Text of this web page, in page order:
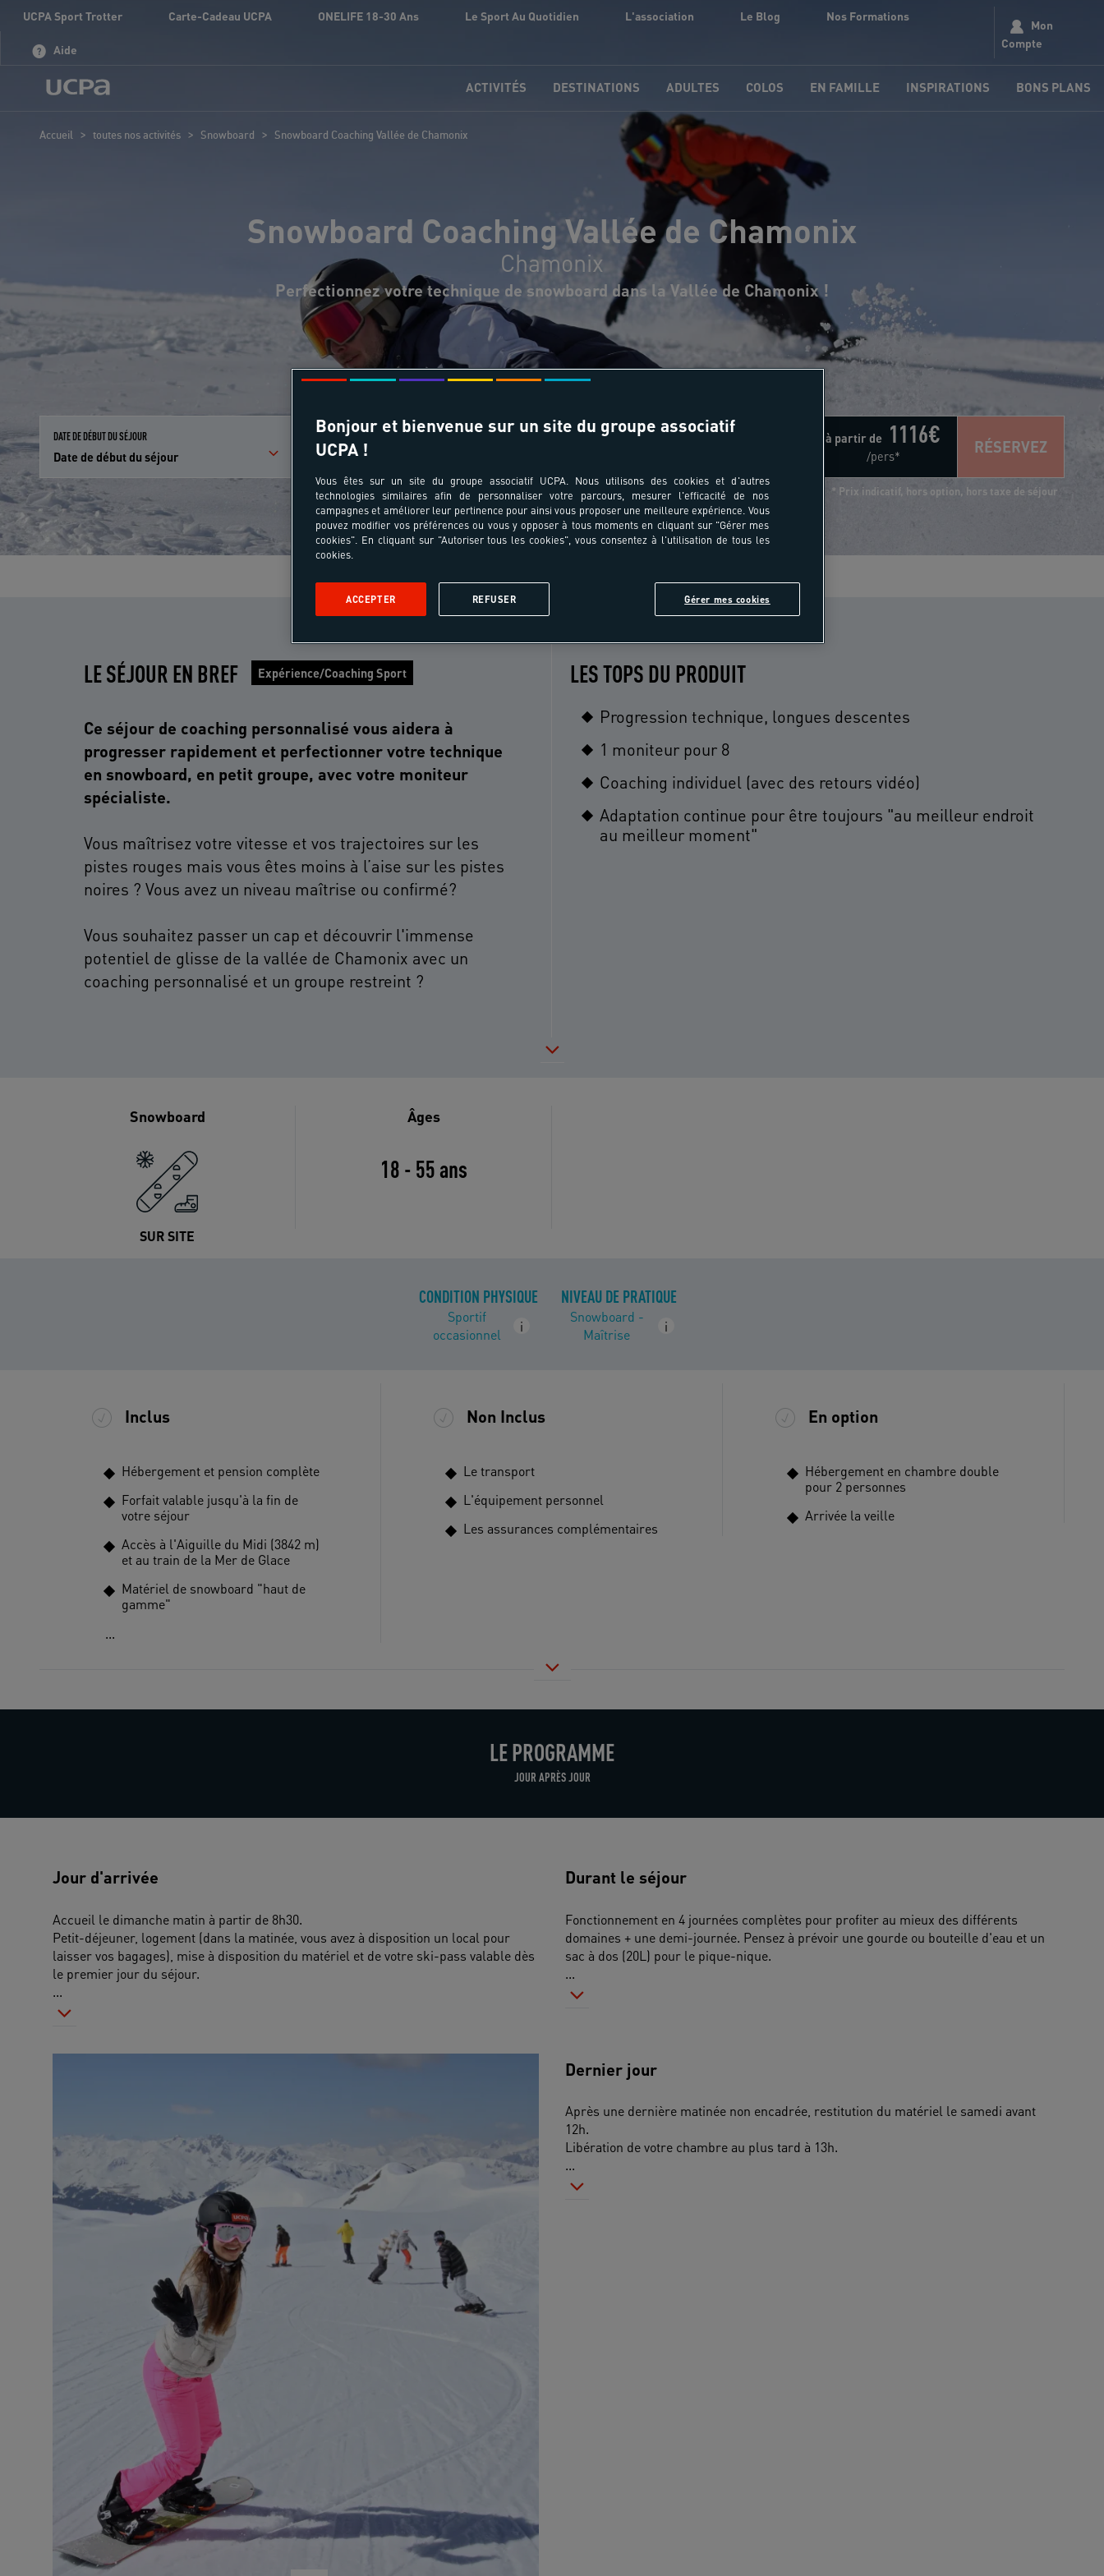
UCPA Sport Trotter Carte-Cadeau UCPA ONELIFE 18-30 Ans Le Sport Au Quotidien L'association Le Blog Nos Formations
Aide
Mon
Compte
ACTIVITÉS DESTINATIONS ADULTES COLOS EN FAMILLE INSPIRATIONS BONS PLANS
Accueil > toutes nos activités > Snowboard > Snowboard Coaching Vallée de Chamonix
Snowboard Coaching Vallée de Chamonix
Chamonix
Perfectionnez votre technique de snowboard dans la Vallée de Chamonix !
DATE DE DÉBUT DU SÉJOUR
Date de début du séjour
PARTICIPANTS ET ÂGES
Qui participe au séjour ?
TRANSPORT à partir de 1116€
/pers* RÉSERVEZ
* Prix indicatif, hors option, hors taxe de séjour
LE SÉJOUR EN BREF Expérience/Coaching Sport
Ce séjour de coaching personnalisé vous aidera à
progresser rapidement et perfectionner votre technique
en snowboard, en petit groupe, avec votre moniteur
Vous maîtrisez votre vitesse et vos trajectoires sur les
pistes rouges mais vous êtes moins à l’aise sur les pistes
noires ? Vous avez un niveau maîtrise ou confirmé?
Vous souhaitez passer un cap et découvrir l'immense
potentiel de glisse de la vallée de Chamonix avec un
coaching personnalisé et un groupe restreint ?
LES TOPS DU PRODUIT
Progression technique, longues descentes
1 moniteur pour 8
Coaching individuel (avec des retours vidéo)
Adaptation continue pour être toujours "au meilleur endroit
au meilleur moment"
Snowboard
SUR SITE
Âges
18 - 55 ans
CONDITION PHYSIQUE
Sportif
occasionnel
i
NIVEAU DE PRATIQUE
Snowboard -
Maîtrise
i
Inclus
Hébergement et pension complète
Forfait valable jusqu'à la fin de
votre séjour
Accès à l'Aiguille du Midi (3842 m)
et au train de la Mer de Glace
Matériel de snowboard "haut de
gamme"
...
Non Inclus
Le transport
L'équipement personnel
Les assurances complémentaires
En option
Hébergement en chambre double
pour 2 personnes
Arrivée la veille
LE PROGRAMME
JOUR APRÈS JOUR
Jour d'arrivée
Accueil le dimanche matin à partir de 8h30.
Petit-déjeuner, logement (dans la matinée, vous avez à disposition un local pour
laisser vos bagages), mise à disposition du matériel et de votre ski-pass valable dès
le premier jour du séjour.
...
Durant le séjour
Fonctionnement en 4 journées complètes pour profiter au mieux des différents
domaines + une demi-journée. Pensez à prévoir une gourde ou bouteille d'eau et un
sac à dos (20L) pour le pique-nique.
...
Dernier jour
Après une dernière matinée non encadrée, restitution du matériel le samedi avant
12h.
Libération de votre chambre au plus tard à 13h.
...
Bonjour et bienvenue sur un site du groupe associatif
UCPA !
Vous êtes sur un site du groupe associatif UCPA. Nous utilisons des cookies et d'autres
technologies similaires afin de personnaliser votre parcours, mesurer l'efficacité de nos
campagnes et améliorer leur pertinence pour ainsi vous proposer une meilleure expérience. Vous
pouvez modifier vos préférences ou vous y opposer à tous moments en cliquant sur "Gérer mes
cookies". En cliquant sur "Autoriser tous les cookies", vous consentez à l'utilisation de tous les
cookies.
Gérer mes cookies
REFUSER
ACCEPTER